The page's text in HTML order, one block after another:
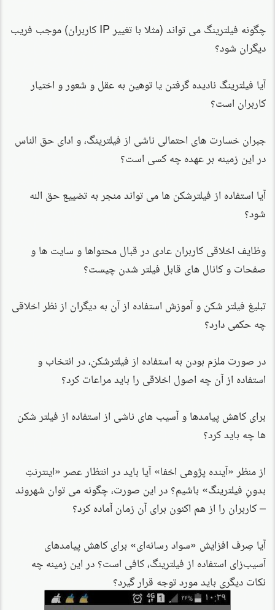
چگونه فیلترینگ می تواند (مثلا با تغییر IP کاربران) موجب فریب
دیگران شود؟
آیا فیلترینگ نادیده گرفتن یا توهین به عقل و شعور و اختیار
کاربران است؟
جبران خسارت های احتمالی ناشی از فیلترینگ،‌ و ادای حق الناس
در این زمینه بر عهده چه کسی است؟
آیا استفاده از فیلترشکن ها می تواند منجر به تضییع حق الله
شود؟
وظایف اخلاقی کاربران عادی در قبال محتواها و سایت ها و
صفحات و کانال های قابل فیلتر شدن چیست؟
تبلیغ فیلتر شکن و آموزش استفاده از آن به دیگران از نظر اخلاقی
چه حکمی دارد؟
در صورت ملزم بودن به استفاده از فیلترشکن، در انتخاب و
استفاده از آن چه اصول اخلاقی را باید مراعات کرد؟
برای کاهش پیامدها و آسیب های ناشی از استفاده از فیلتر شکن
ها چه باید کرد؟
از منظر «آینده پژوهی اخفا» آیا باید در انتظار عصر «اینترنتِ
بدونِ فیلترینگ» باشیم؟ در این صورت، چگونه می توان شهروند
– کاربران را از هم اکنون برای آن زمان آماده کرد؟
آیا صِرف افزایش «سواد رسانه‌ای» برای کاهش پیامدهای
آسیب‌زای استفاده از فیلترینگ، کافی است؟ در این زمینه چه
نکات دیگری باید مورد توجه قرار گیرد؟